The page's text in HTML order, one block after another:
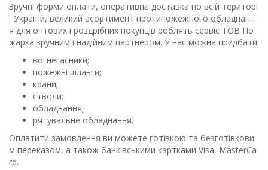
Зручні форми оплати, оперативна доставка по всій територі
ї України, великий асортимент протипожежного обладнанн
я для оптових і роздрібних покупців роблять сервіс ТОВ По
жарка зручним і надійним партнером. У нас можна придбати:
вогнегасники;
пожежні шланги;
крани;
стволи;
обладнання;
рятувальне обладнання.
Оплатити замовлення ви можете готівкою та безготівкови
м переказом, а також банківськими картками Visa, MasterCa
rd.